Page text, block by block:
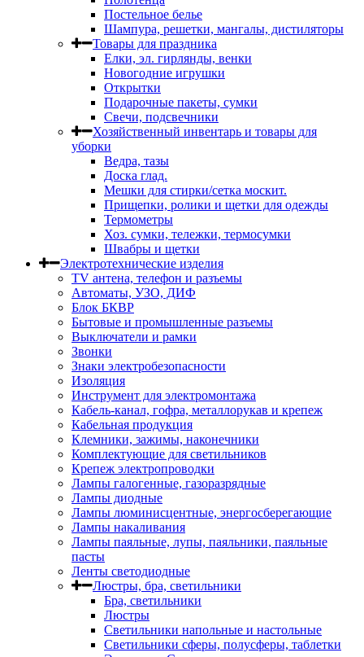
Постельное белье
Шампура, решетки, мангалы, дистиляторы
Товары для праздника
Елки, эл. гирлянды, венки
Новогодние игрушки
Открытки
Подарочные пакеты, сумки
Свечи, подсвечники
Хозяйственный инвентарь и товары для
уборки
Ведра, тазы
Доска глад.
Мешки для стирки/сетка москит.
Прищепки, ролики и щетки для одежды
Термометры
Хоз. сумки, тележки, термосумки
Швабры и щетки
Электротехнические изделия
TV aнтена, телефон и разъемы
Автоматы, УЗО, ДИФ
Блок БКВР
Бытовые и промышленные разъемы
Выключатели и рамки
Звонки
Знаки электробезопасности
Изоляция
Инструмент для электромонтажа
Кабель-канал, гофра, металлорукав и крепеж
Кабельная продукция
Клемники, зажимы, наконечники
Комплектующие для светильников
Крепеж электропроводки
Лампы галогенные, газоразрядные
Лампы диодные
Лампы люминисцентные, энергосберегающие
Лампы накаливания
Лампы паяльные, лупы, паяльники, паяльные
пасты
Ленты светодиодные
Люстры, бра, светильники
Бра, светильники
Люстры
Светильники напольные и настольные
Светильники сферы, полусферы, таблетки